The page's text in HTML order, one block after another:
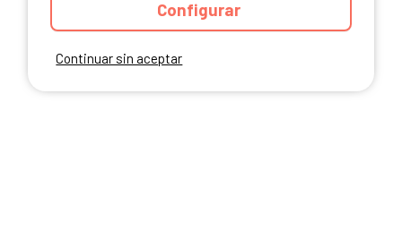
Continuar sin aceptar
Configurar